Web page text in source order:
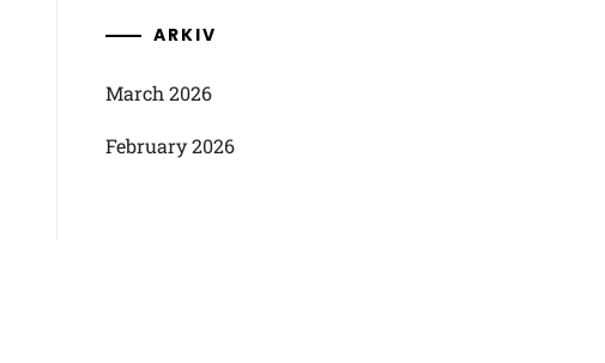
ARKIV
March 2026
February 2026